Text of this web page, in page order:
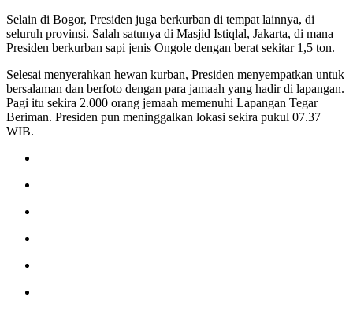
Selain di Bogor, Presiden juga berkurban di tempat lainnya, di
seluruh provinsi. Salah satunya di Masjid Istiqlal, Jakarta, di mana
Presiden berkurban sapi jenis Ongole dengan berat sekitar 1,5 ton.
Selesai menyerahkan hewan kurban, Presiden menyempatkan untuk
bersalaman dan berfoto dengan para jamaah yang hadir di lapangan.
Pagi itu sekira 2.000 orang jemaah memenuhi Lapangan Tegar
Beriman. Presiden pun meninggalkan lokasi sekira pukul 07.37
WIB.